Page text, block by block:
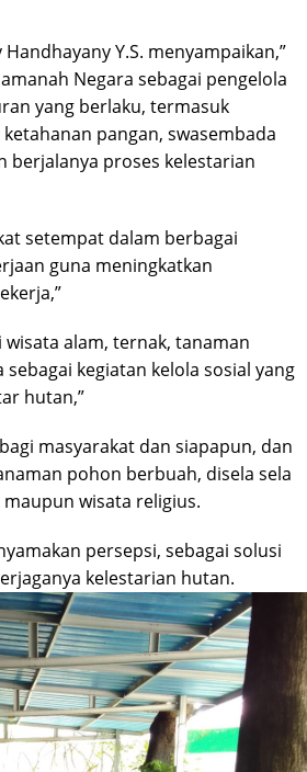
Y.S. menyampaikan,”
Negara sebagai pengelola
yang berlaku, termasuk
pangan, swasembada
berjalanya proses kelestarian
setempat dalam berbagai
guna meningkatkan
alam, ternak, tanaman
kegiatan kelola sosial yang
hutan,”
masyarakat dan siapapun, dan
pohon berbuah, disela sela
wisata religius.
persepsi, sebagai solusi
kelestarian hutan.